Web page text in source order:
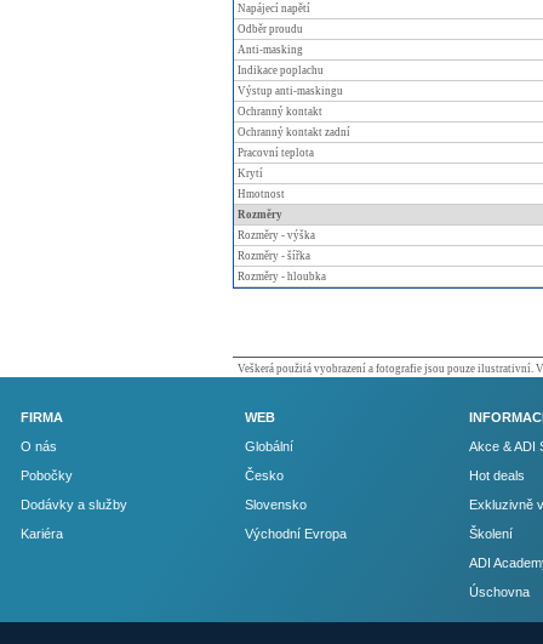
Napájecí napětí
Odběr proudu
Anti-masking
Indikace poplachu
Výstup anti-maskingu
Ochranný kontakt
Ochranný kontakt zadní
Pracovní teplota
Krytí
Hmotnost
Rozměry
Rozměry - výška
Rozměry - šířka
Rozměry - hloubka
Veškerá použitá vyobrazení a fotografie jsou pouze ilustrativní.
FIRMA
O nás
Pobočky
Dodávky a služby
Kariéra
WEB
Globální
Česko
Slovensko
Východní Evropa
Akce & ADI
Hot deals
Exkluzivně
Školení
ADI
Úschovna